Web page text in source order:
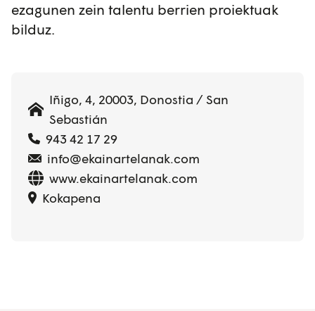
ezagunen zein talentu berrien proiektuak
bilduz.
Iñigo, 4, 20003, Donostia / San
Sebastián
943 42 17 29
info@ekainartelanak.com
www.ekainartelanak.com
Kokapena